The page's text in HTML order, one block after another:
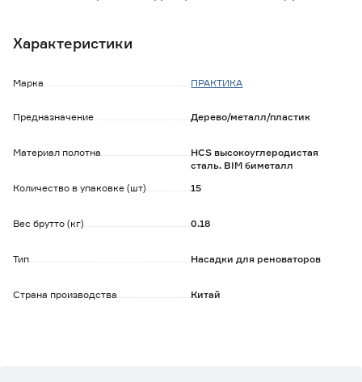
Особенности и преимущества:
- в комплект входит магнитный переходник для МФИ с
- для установки на МФИ с шестигранным шпинделем
Характеристики
Марка ПРАКТИКА
Предназначение Дерево/металл/пластик
Материал полотна
HCS высокоуглеродистая
сталь. BIM биметалл
Количество в упаковке (шт)
15
Вес брутто (кг) 0.18
Тип Насадки для реноваторов
Страна производства Китай